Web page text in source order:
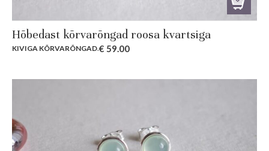
Hõbedast kõrvarõngad roosa kvartsiga
KIVIGA KÕRVARÕNGAD.€ 59.00